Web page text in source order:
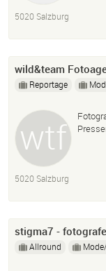
5020 Salzburg
wild&team
Reportage
5020 Salzburg
stigma7 -
Allround